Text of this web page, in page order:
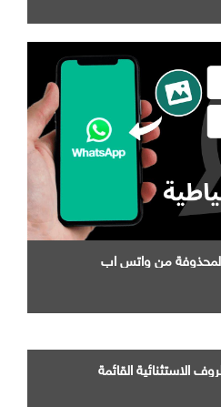
من واتس اب
الاستثنائية القائمة